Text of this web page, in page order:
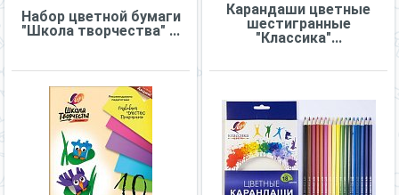
Набор цветной бумаги
"Школа творчества" ...
Карандаши цветные
шестигранные
"Классика"...